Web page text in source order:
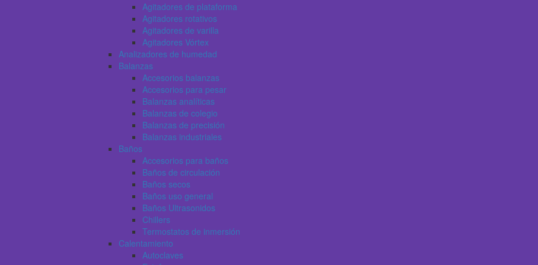
Agitadores de plataforma
Agitadores rotativos
Agitadores de varilla
Agitadores Vórtex
Analizadores de humedad
Balanzas
Accesorios balanzas
Accesorios para pesar
Balanzas analíticas
Balanzas de colegio
Balanzas de precisión
Balanzas industriales
Baños
Accesorios para baños
Baños de circulación
Baños secos
Baños uso general
Baños Ultrasonidos
Chillers
Termostatos de inmersión
Calentamiento
Autoclaves